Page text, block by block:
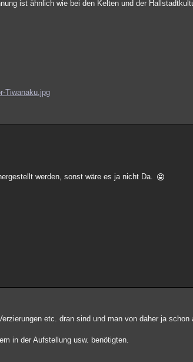
ist ähnlich wie bei den Kelten und der
Tiwanaku.jpg
werden, sonst wäre es ja nicht Da.
etc. dran sind und man von daher ja schon
in der Aufstellung usw. benötigten.